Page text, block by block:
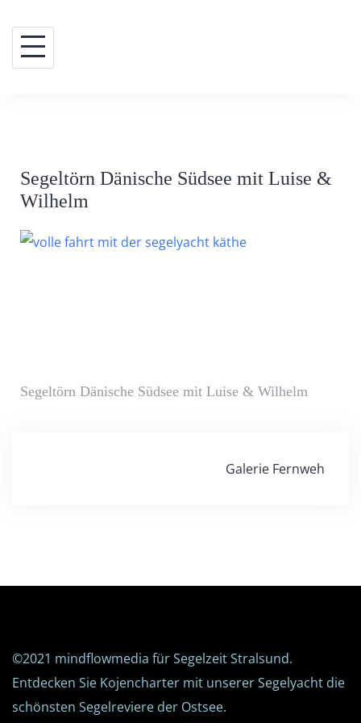
content
Segeltörn Dänische Südsee mit Luise &
Wilhelm
Segeltörn Dänische Südsee mit Luise & Wilhelm
Galerie Fernweh
©2021 mindflowmedia für Segelzeit Stralsund.
Entdecken Sie Kojencharter mit unserer Segelyacht die
schönsten Segelreviere der Ostsee.